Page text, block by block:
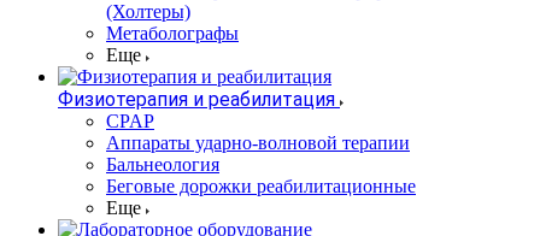
(Холтеры)
Метаболографы
Еще
Физиотерапия и реабилитация
CPAP
Аппараты ударно-волновой терапии
Бальнеология
Беговые дорожки реабилитационные
Еще